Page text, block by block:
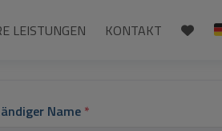
LEISTUNGEN KONTAKT
Name *